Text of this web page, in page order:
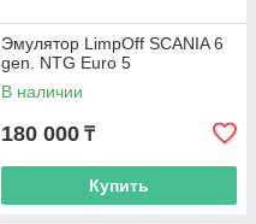
Эмулятор LimpOff SCANIA 6
gen. NTG Euro 5
В наличии
180 000 ₸
Купить